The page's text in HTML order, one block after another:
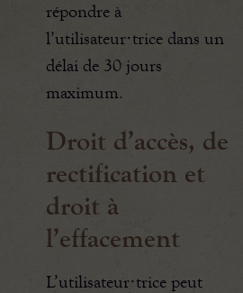
répondre à
l’utilisateur·trice dans un
délai de 30 jours
maximum.
Droit d’accès, de
rectification et
droit à
l’effacement
L’utilisateur·trice peut